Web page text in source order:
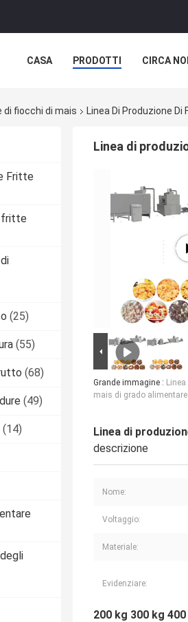
CASA PRODOTTI CIRCA NOI
di fiocchi di mais Linea Di Produzione Di
Fritte
fritte
(25)
(55)
(68)
(49)
(14)
Linea di
Grande immagine :
mais di grado alimentare
Linea di
descrizione
Nome:
Voltaggio:
Materiale:
Evidenziare:
200 kg 300 kg